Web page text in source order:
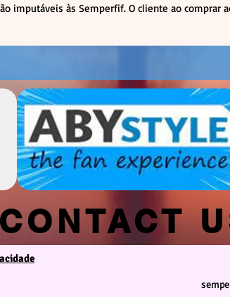
imputáveis às Semperfif. O cliente ao comprar